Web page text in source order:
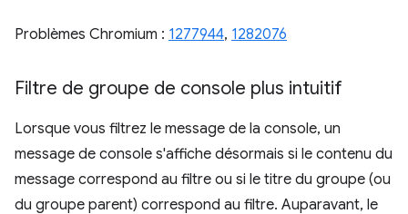
Problèmes Chromium : 1277944, 1282076
Filtre de groupe de console plus intuitif
Lorsque vous filtrez le message de la console, un
message de console s'affiche désormais si le contenu du
message correspond au filtre ou si le titre du groupe (ou
du groupe parent) correspond au filtre. Auparavant, le